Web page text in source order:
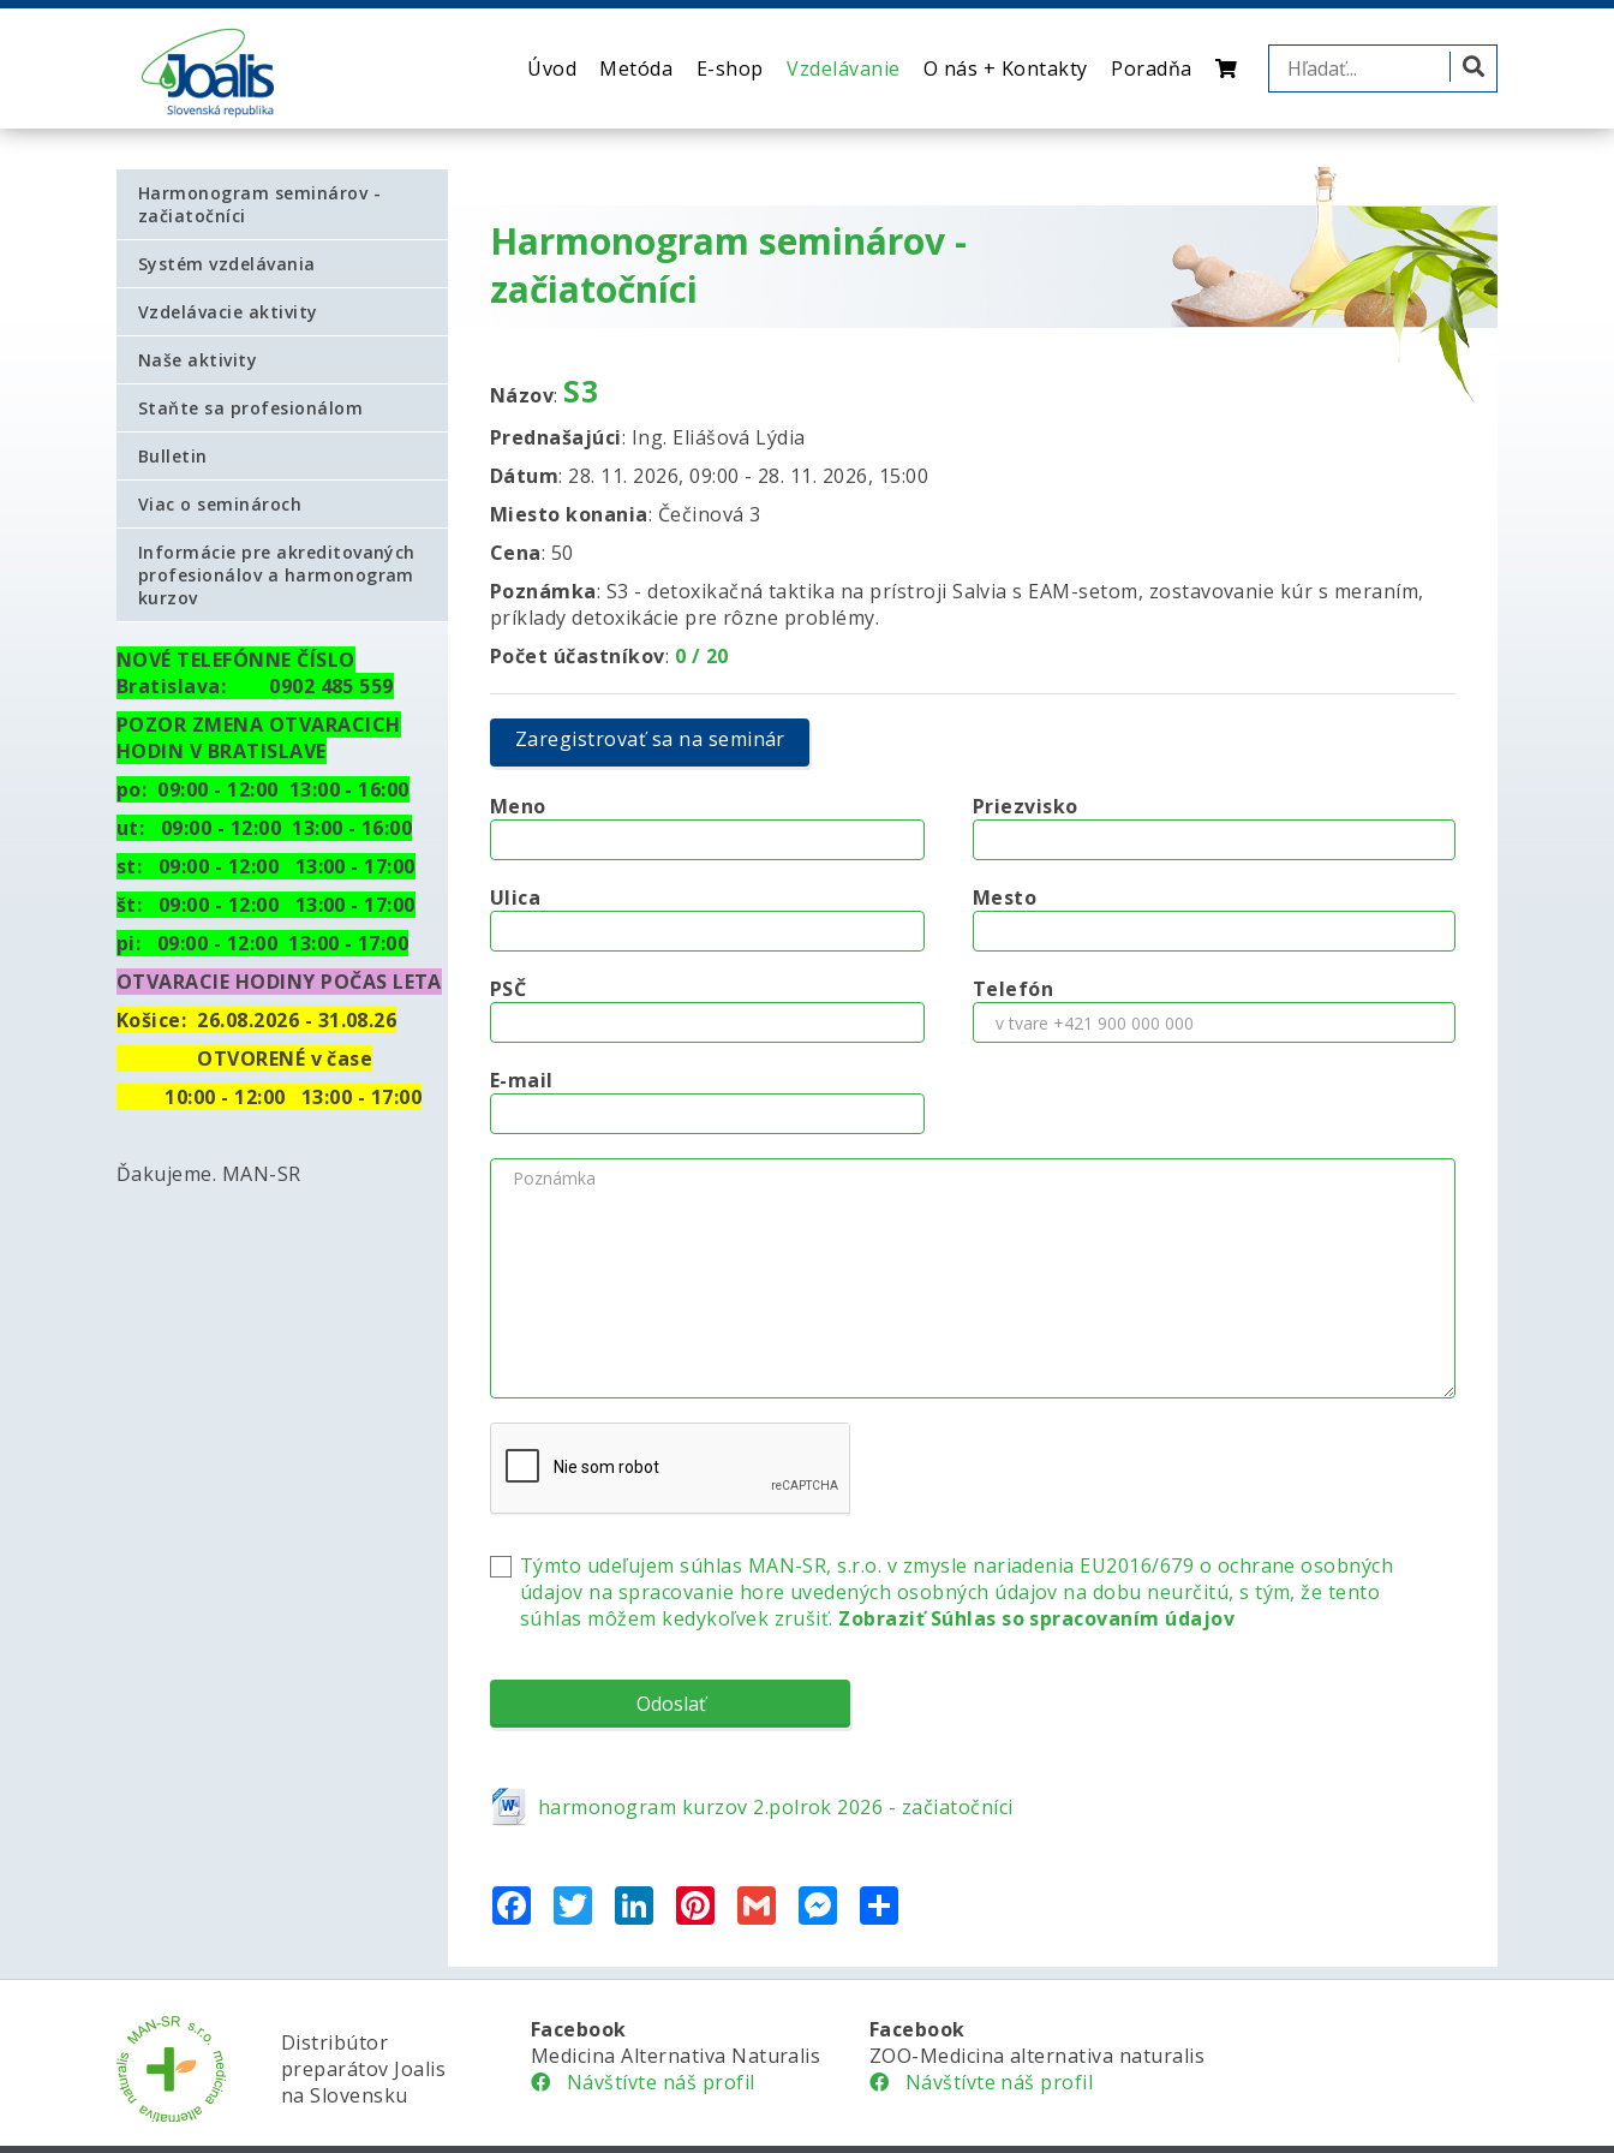
Úvod Metóda E-shop Vzdelávanie O nás + Kontakty Poradňa
Harmonogram seminárov -
začiatočníci
Názov: S3
Prednašajúci: Ing. Eliášová Lýdia
Dátum: 28. 11. 2026, 09:00 - 28. 11. 2026, 15:00
Miesto konania: Čečinová 3
Cena: 50
Poznámka: S3 - detoxikačná taktika na prístroji Salvia s EAM-setom, zostavovanie kúr s meraním,
príklady detoxikácie pre rôzne problémy.
Počet účastníkov: 0 / 20
Zaregistrovať sa na seminár
Meno Priezvisko
Ulica Mesto
PSČ Telefón
E-mail
Týmto udeľujem súhlas MAN-SR, s.r.o. v zmysle nariadenia EU2016/679 o ochrane osobných
údajov na spracovanie hore uvedených osobných údajov na dobu neurčitú, s tým, že tento
súhlas môžem kedykoľvek zrušiť. Zobraziť Súhlas so spracovaním údajov
harmonogram kurzov 2.polrok 2026 - začiatočníci
FacebookTwitterLinkedInPinterest
Gmail Messenger
Harmonogram seminárov -
začiatočníci
Systém vzdelávania
Vzdelávacie aktivity
Naše aktivity
Staňte sa profesionálom
Bulletin
Viac o seminároch
Informácie pre akreditovaných
profesionálov a harmonogram
kurzov
NOVÉ TELEFÓNNE ČÍSLO
Bratislava: 0902 485 559
POZOR ZMENA OTVARACICH
HODIN V BRATISLAVE
po: 09:00 - 12:00 13:00 - 16:00
ut: 09:00 - 12:00 13:00 - 16:00
st: 09:00 - 12:00 13:00 - 17:00
št: 09:00 - 12:00 13:00 - 17:00
pi: 09:00 - 12:00 13:00 - 17:00
OTVARACIE HODINY POČAS LETA
Košice: 26.08.2026 - 31.08.26
OTVORENÉ v čase
10:00 - 12:00 13:00 - 17:00
Ďakujeme. MAN-SR
Distribútor
preparátov Joalis
na Slovensku
Facebook
Medicina Alternativa Naturalis
Návštívte náš profil
Facebook
ZOO-Medicina alternativa naturalis
Návštívte náš profil